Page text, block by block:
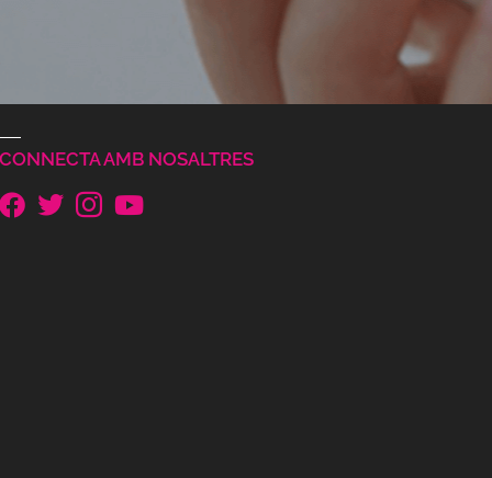
AMB NOSALTRES